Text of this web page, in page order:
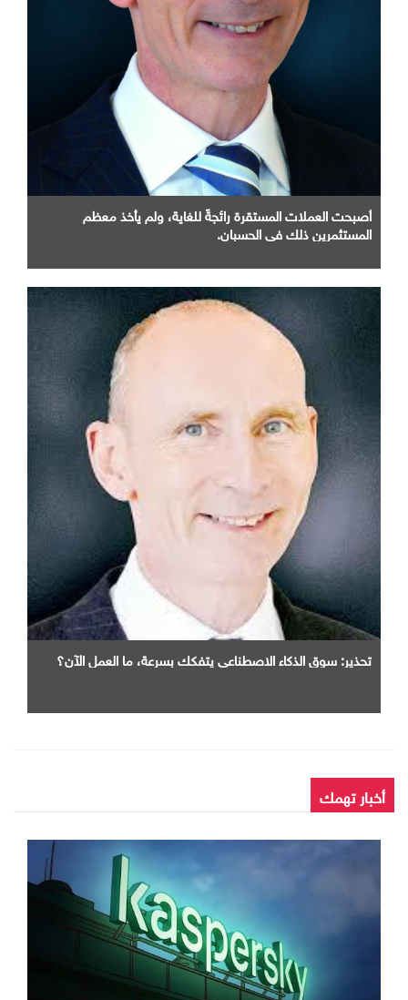
أصبحت العملات المستقرة رائجةً للغاية، ولم يأخذ معظم
المستثمرين ذلك في الحسبان.
تحذير: سوق الذكاء الاصطناعي يتفكك بسرعة، ما العمل الآن؟
أخبار تهمك